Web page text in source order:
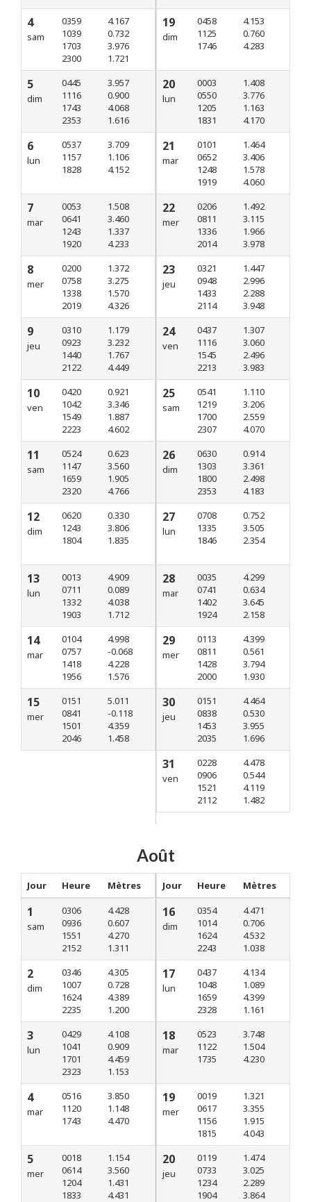
4
sam
0359
1039
1703
2300
4.167
0.732
3.976
1.721
5
dim
0445
1116
1743
2353
3.957
0.900
4.068
1.616
6
lun
0537
1157
1828
3.709
1.106
4.152
7
mar
0053
0641
1243
1920
1.508
3.460
1.337
4.233
8
mer
0200
0758
1338
2019
1.372
3.275
1.570
4.326
9
jeu
0310
0923
1440
2122
1.179
3.232
1.767
4.449
10
ven
0420
1042
1549
2223
0.921
3.346
1.887
4.602
11
sam
0524
1147
1659
2320
0.623
3.560
1.905
4.766
12
dim
0620
1243
1804
0.330
3.806
1.835
13
lun
0013
0711
1332
1903
4.909
0.089
4.038
1.712
14
mar
0104
0757
1418
1956
4.998
-0.068
4.228
1.576
15
mer
0151
0841
1501
2046
5.011
-0.118
4.359
1.458
19
dim
0458
1125
1746
4.153
0.760
4.283
20
lun
0003
0550
1205
1831
1.408
3.776
1.163
4.170
21
mar
0101
0652
1248
1919
1.464
3.406
1.578
4.060
22
mer
0206
0811
1336
2014
1.492
3.115
1.966
3.978
23
jeu
0321
0948
1433
2114
1.447
2.996
2.288
3.948
24
ven
0437
1116
1545
2213
1.307
3.060
2.496
3.983
25
sam
0541
1219
1700
2307
1.110
3.206
2.559
4.070
26
dim
0630
1303
1800
2353
0.914
3.361
2.498
4.183
27
lun
0708
1335
1846
0.752
3.505
2.354
28
mar
0035
0741
1402
1924
4.299
0.634
3.645
2.158
29
mer
0113
0811
1428
2000
4.399
0.561
3.794
1.930
30
jeu
0151
0838
1453
2035
4.464
0.530
3.955
1.696
31
ven
0228
0906
1521
2112
4.478
0.544
4.119
1.482
Août
Jour Heure Mètres
1
sam
0306
0936
1551
2152
4.428
0.607
4.270
1.311
2
dim
0346
1007
1624
2235
4.305
0.728
4.389
1.200
3
lun
0429
1041
1701
2323
4.108
0.909
4.459
1.153
4
mar
0516
1120
1743
3.850
1.148
4.470
5
mer
0018
0614
1204
1833
1.154
3.560
1.431
4.431
Jour Heure Mètres
16
dim
0354
1014
1624
2243
4.471
0.706
4.532
1.038
17
lun
0437
1048
1659
2328
4.134
1.089
4.399
1.161
18
mar
0523
1122
1735
3.748
1.504
4.230
19
mer
0019
0617
1156
1815
1.321
3.355
1.915
4.043
20
jeu
0119
0733
1234
1904
1.474
3.025
2.289
3.864